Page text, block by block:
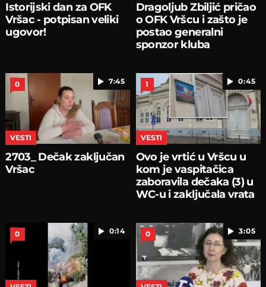
Istorijski dan za OFK
Vršac - potpisan veliki
ugovor!
Dragoljub Zbiljić pričao
o OFK Vršcu i zašto je
postao generalni
sponzor kluba
7:45
0
VESTI
2703_ Dečak zaključan
Vršac
0:45
1
VESTI
Ovo je vrtić u Vršcu u
kom je vaspitačica
zaboravila dečaka (3) u
WC-u i zaključala vrata
0:14
0 3:05
0